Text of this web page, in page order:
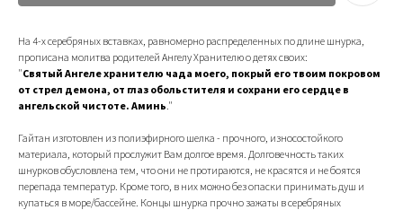
На 4-х серебряных вставках, равномерно распределенных по длине шнурка,
прописана молитва родителей Ангелу Хранителю о детях своих:
"Святый Ангеле хранителю чада моего, покрый его твоим покровом
от стрел демона, от глаз обольстителя и сохрани его сердце в
ангельской чистоте. Аминь ."
Гайтан изготовлен из полиэфирного шелка - прочного, износостойкого
материала, который прослужит Вам долгое время. Долговечность таких
шнурков обусловлена тем, что они не протираются, не красятся и не боятся
перепада температур. Кроме того, в них можно без опаски принимать душ и
купаться в море/бассейне. Концы шнурка прочно зажаты в серебряных